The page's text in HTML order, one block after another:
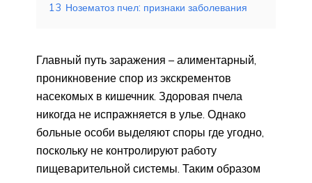
13 Нозематоз пчел: признаки заболевания
Главный путь заражения – алиментарный,
проникновение спор из экскрементов
насекомых в кишечник. Здоровая пчела
никогда не испражняется в улье. Однако
больные особи выделяют споры где угодно,
поскольку не контролируют работу
пищеварительной системы. Таким образом